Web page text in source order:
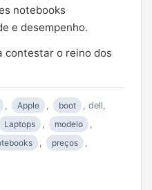
notebooks
e desempenho.
contestar o reino dos
, Apple , boot
, dell,
Laptops , modelo
,
, preços
,